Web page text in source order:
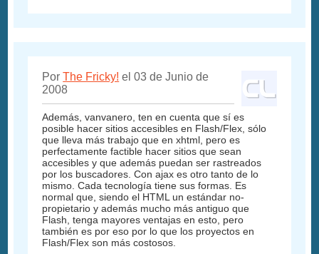
PorThe Fricky! el 03 de Junio de
2008
Además, vanvanero, ten en cuenta que sí es
posible hacer sitios accesibles en Flash/Flex, sólo
que lleva más trabajo que en xhtml, pero es
perfectamente factible hacer sitios que sean
accesibles y que además puedan ser rastreados
por los buscadores. Con ajax es otro tanto de lo
mismo. Cada tecnología tiene sus formas. Es
normal que, siendo el HTML un estándar no-
propietario y además mucho más antiguo que
Flash, tenga mayores ventajas en esto, pero
también es por eso por lo que los proyectos en
Flash/Flex son más costosos.